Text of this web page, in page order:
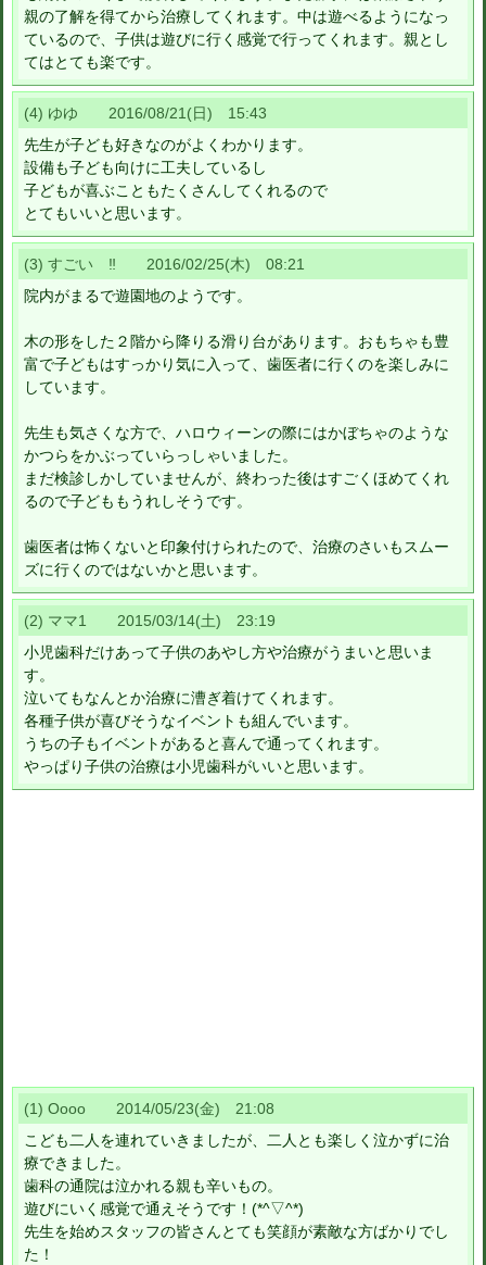
親の了解を得てから治療してくれます。中は遊べるようになっ
ているので、子供は遊びに行く感覚で行ってくれます。親とし
てはとても楽です。
(4) ゆゆ 2016/08/21(日) 15:43
先生が子ども好きなのがよくわかります。
設備も子ども向けに工夫しているし
子どもが喜ぶこともたくさんしてくれるので
とてもいいと思います。
(3) すごい ‼ 2016/02/25(木) 08:21
院内がまるで遊園地のようです。
木の形をした２階から降りる滑り台があります。おもちゃも豊
富で子どもはすっかり気に入って、歯医者に行くのを楽しみに
しています。
先生も気さくな方で、ハロウィーンの際にはかぼちゃのような
かつらをかぶっていらっしゃいました。
まだ検診しかしていませんが、終わった後はすごくほめてくれ
るので子どももうれしそうです。
歯医者は怖くないと印象付けられたので、治療のさいもスムー
ズに行くのではないかと思います。
(2) ママ1 2015/03/14(土) 23:19
小児歯科だけあって子供のあやし方や治療がうまいと思いま
す。
泣いてもなんとか治療に漕ぎ着けてくれます。
各種子供が喜びそうなイベントも組んでいます。
うちの子もイベントがあると喜んで通ってくれます。
やっぱり子供の治療は小児歯科がいいと思います。
(1) Oooo 2014/05/23(金) 21:08
こども二人を連れていきましたが、二人とも楽しく泣かずに治
療できました。
歯科の通院は泣かれる親も辛いもの。
遊びにいく感覚で通えそうです！(*^▽^*)
先生を始めスタッフの皆さんとても笑顔が素敵な方ばかりでし
た！